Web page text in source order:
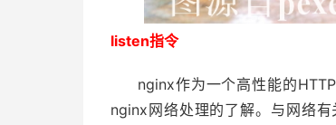
listen指令
nginx作为一个高性能的
nginx网络处理的了解。与网络